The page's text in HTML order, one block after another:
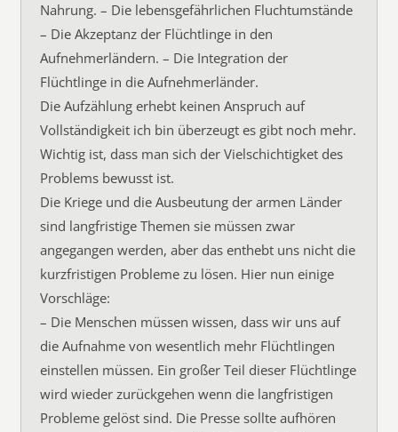
Nahrung. – Die lebensgefährlichen Fluchtumstände
– Die Akzeptanz der Flüchtlinge in den
Aufnehmerländern. – Die Integration der
Flüchtlinge in die Aufnehmerländer.
Die Aufzählung erhebt keinen Anspruch auf
Vollständigkeit ich bin überzeugt es gibt noch mehr.
Wichtig ist, dass man sich der Vielschichtigket des
Problems bewusst ist.
Die Kriege und die Ausbeutung der armen Länder
sind langfristige Themen sie müssen zwar
angegangen werden, aber das enthebt uns nicht die
kurzfristigen Probleme zu lösen. Hier nun einige
Vorschläge:
– Die Menschen müssen wissen, dass wir uns auf
die Aufnahme von wesentlich mehr Flüchtlingen
einstellen müssen. Ein großer Teil dieser Flüchtlinge
wird wieder zurückgehen wenn die langfristigen
Probleme gelöst sind. Die Presse sollte aufhören